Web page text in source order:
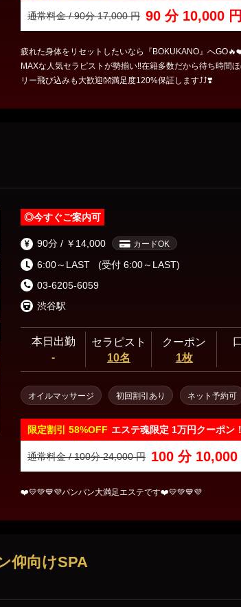
通常料金 / 90分 17,000 円 90 分 10,000 円
疲れた身体をリセットしたいなら『BOKUKANO』へ
MAXな人気セラピストが勢揃い‼️在籍多数だから待ち時間
リー飛び込みも大歓迎👐満足度120%保証します⤴️⤴️❣️
◎今すぐご案内可
90分 / ￥14,000 カードOK
6:00～LAST
(受付 6:00～LAST)
03-6205-6059
渋谷駅
本日出勤
-
セラピスト
10名
クーポン
1枚
オイルマッサージ 初回割引あり ネット予約可
限定割引 58%OFF エステ魂限定 1万円クーポン！
通常料金 / 100分 24,000 円 100 分 10,000
❤️💛💚💙💜パンパン大満足エステです❤️💛💚💙💜
仰向けSPA